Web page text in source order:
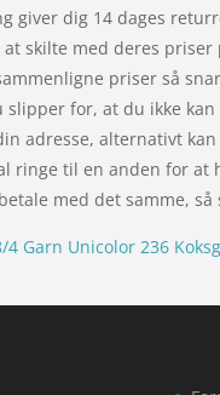
giver dig 14 dages
skilte med deres
priser så
for, at du ikke
adresse, alternativt
ringe til en anden for
med det samme,
Garn Unicolor 236